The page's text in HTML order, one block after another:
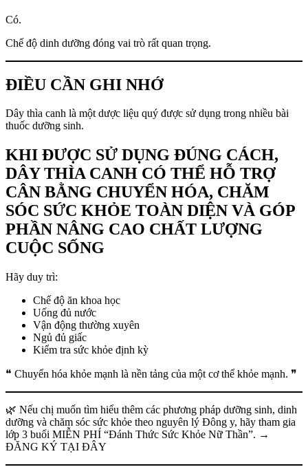
Có.
Chế độ dinh dưỡng đóng vai trò rất quan trọng.
ĐIỀU CẦN GHI NHỚ
Dây thìa canh là một dược liệu quý được sử dụng trong nhiều bài
thuốc dưỡng sinh.
KHI ĐƯỢC SỬ DỤNG ĐÚNG CÁCH,
DÂY THÌA CANH CÓ THỂ HỖ TRỢ
CÂN BẰNG CHUYỂN HÓA, CHĂM
SÓC SỨC KHỎE TOÀN DIỆN VÀ GÓP
PHẦN NÂNG CAO CHẤT LƯỢNG
CUỘC SỐNG
Hãy duy trì:
Chế độ ăn khoa học
Uống đủ nước
Vận động thường xuyên
Ngủ đủ giấc
Kiểm tra sức khỏe định kỳ
❝ Chuyển hóa khỏe mạnh là nền tảng của một cơ thể khỏe mạnh. ❞
🌿 Nếu chị muốn tìm hiểu thêm các phương pháp dưỡng sinh, dinh
dưỡng và chăm sóc sức khỏe theo nguyên lý Đông y, hãy tham gia
lớp 3 buổi MIỄN PHÍ “Đánh Thức Sức Khỏe Nữ Thần”. →
ĐĂNG KÝ TẠI ĐÂY